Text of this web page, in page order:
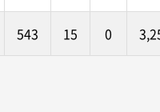
543 15 0